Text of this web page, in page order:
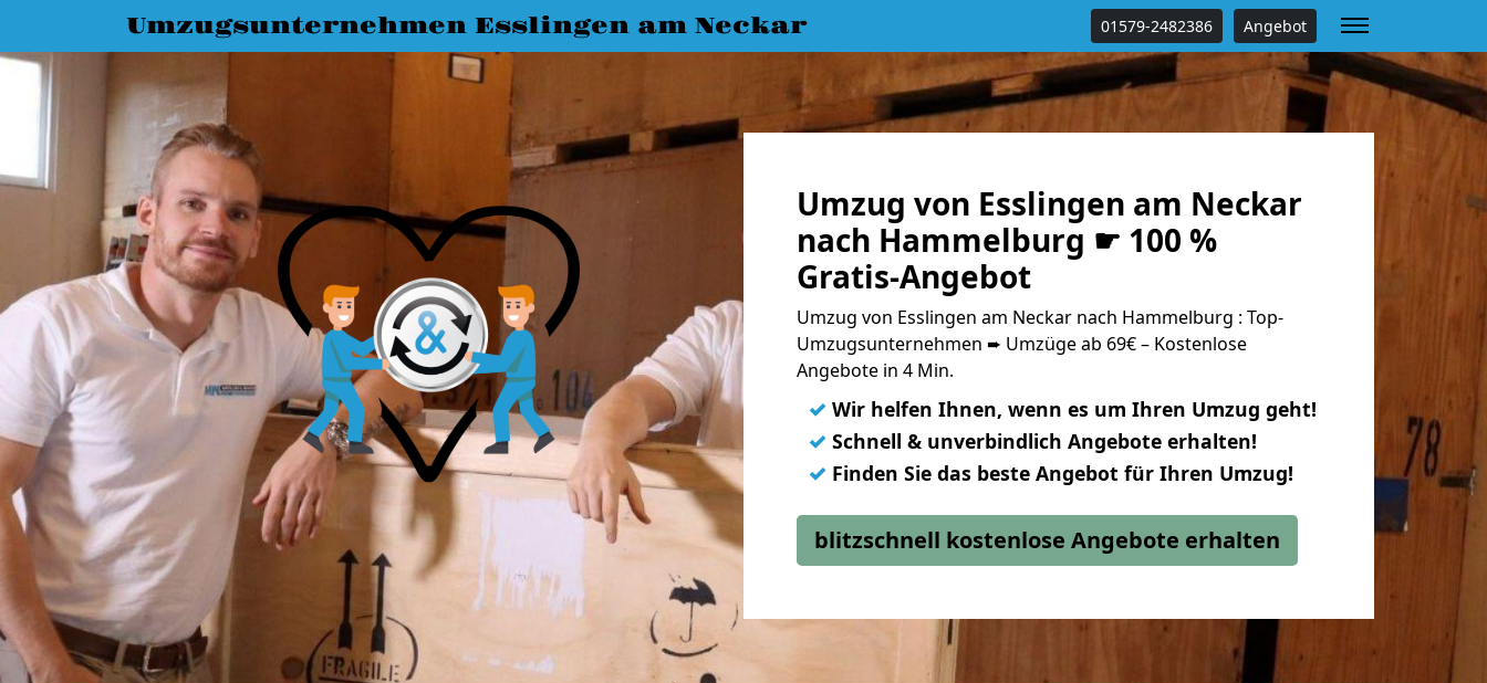
Umzugsunternehmen Esslingen am Neckar 01579-2482386 Angebot
Umzug von Esslingen am Neckar
nach Hammelburg ☛ 100 %
Gratis-Angebot
Umzug von Esslingen am Neckar nach Hammelburg : Top-
Umzugsunternehmen ➨ Umzüge ab 69€ – Kostenlose
Angebote in 4 Min.
✓ Wir helfen Ihnen, wenn es um Ihren Umzug geht!
✓ Schnell & unverbindlich Angebote erhalten!
✓ Finden Sie das beste Angebot für Ihren Umzug!
blitzschnell kostenlose Angebote erhalten